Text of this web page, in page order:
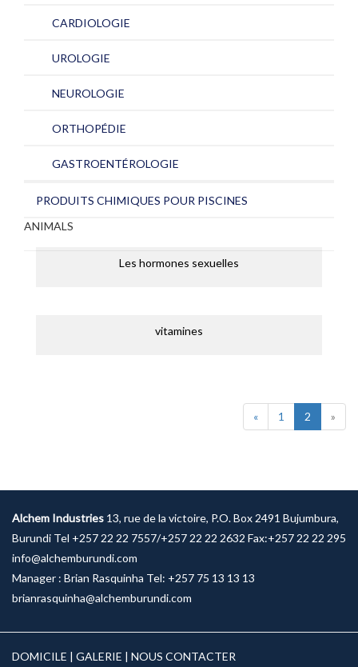
CARDIOLOGIE
UROLOGIE
NEUROLOGIE
ORTHOPÉDIE
GASTROENTÉROLOGIE
PRODUITS CHIMIQUES POUR PISCINES
ANIMALS
Les hormones sexuelles
vitamines
« 1 2 »
Alchem Industries 13, rue de la victoire, P.O. Box 2491 Bujumbura,
Burundi Tel +257 22 22 7557/+257 22 22 2632 Fax:+257 22 22 295
info@alchemburundi.com
Manager : Brian Rasquinha Tel: +257 75 13 13 13
brianrasquinha@alchemburundi.com
DOMICILE | GALERIE | NOUS CONTACTER